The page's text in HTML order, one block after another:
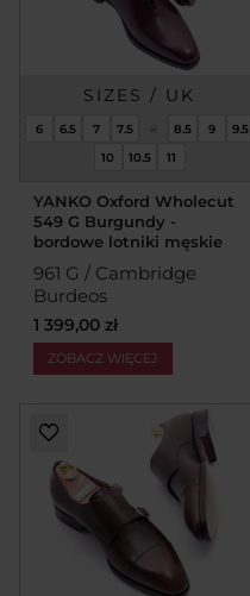
SIZES / UK
6 6.5 7 7.5 8 8.5 9
9.5
10
10.5 11
YANKO Oxford Wholecut
549 G Burgundy -
bordowe lotniki męskie
961 G / Cambridge
Burdeos
1 399,00 zł
ZOBACZ WIĘCEJ